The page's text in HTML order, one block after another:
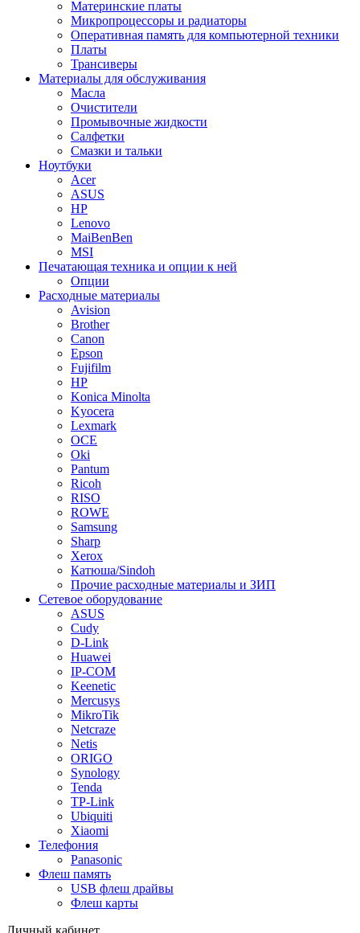
Материнские платы
Микропроцессоры и радиаторы
Оперативная память для компьютерной техники
Платы
Трансиверы
Материалы для обслуживания
Масла
Очистители
Промывочные жидкости
Салфетки
Смазки и тальки
Ноутбуки
Acer
ASUS
HP
Lenovo
MaiBenBen
MSI
Печатающая техника и опции к ней
Опции
Расходные материалы
Avision
Brother
Canon
Epson
Fujifilm
HP
Konica Minolta
Kyocera
Lexmark
OCE
Oki
Pantum
Ricoh
RISO
ROWE
Samsung
Sharp
Xerox
Катюша/Sindoh
Прочие расходные материалы и ЗИП
Сетевое оборудование
ASUS
Cudy
D-Link
Huawei
IP-COM
Keenetic
Mercusys
MikroTik
Netcraze
Netis
ORIGO
Synology
Tenda
TP-Link
Ubiquiti
Xiaomi
Телефония
Panasonic
Флеш память
USB флеш драйвы
Флеш карты
Личный кабинет